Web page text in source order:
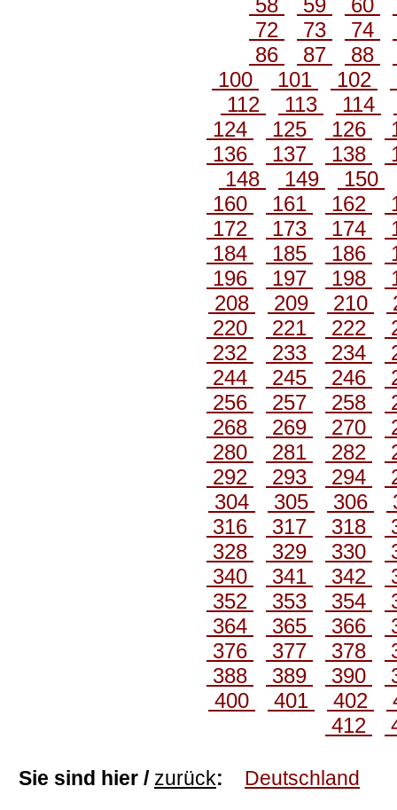
58
59 60
72
73 74
86
87 88
100
101 102
112
113 114
124
125 126
136
137 138
148
149
150
160
161 162
172
173 174
184
185 186
196
197 198
208
209 210
220
221 222
232
233 234
244
245 246
256
257 258
268
269 270
280
281 282
292
293 294
304
305 306
316
317 318
328
329 330
340
341 342
352
353 354
364
365 366
376
377 378
388
389 390
400
401 402
412
Sie sind hier / zurück: Deutschland